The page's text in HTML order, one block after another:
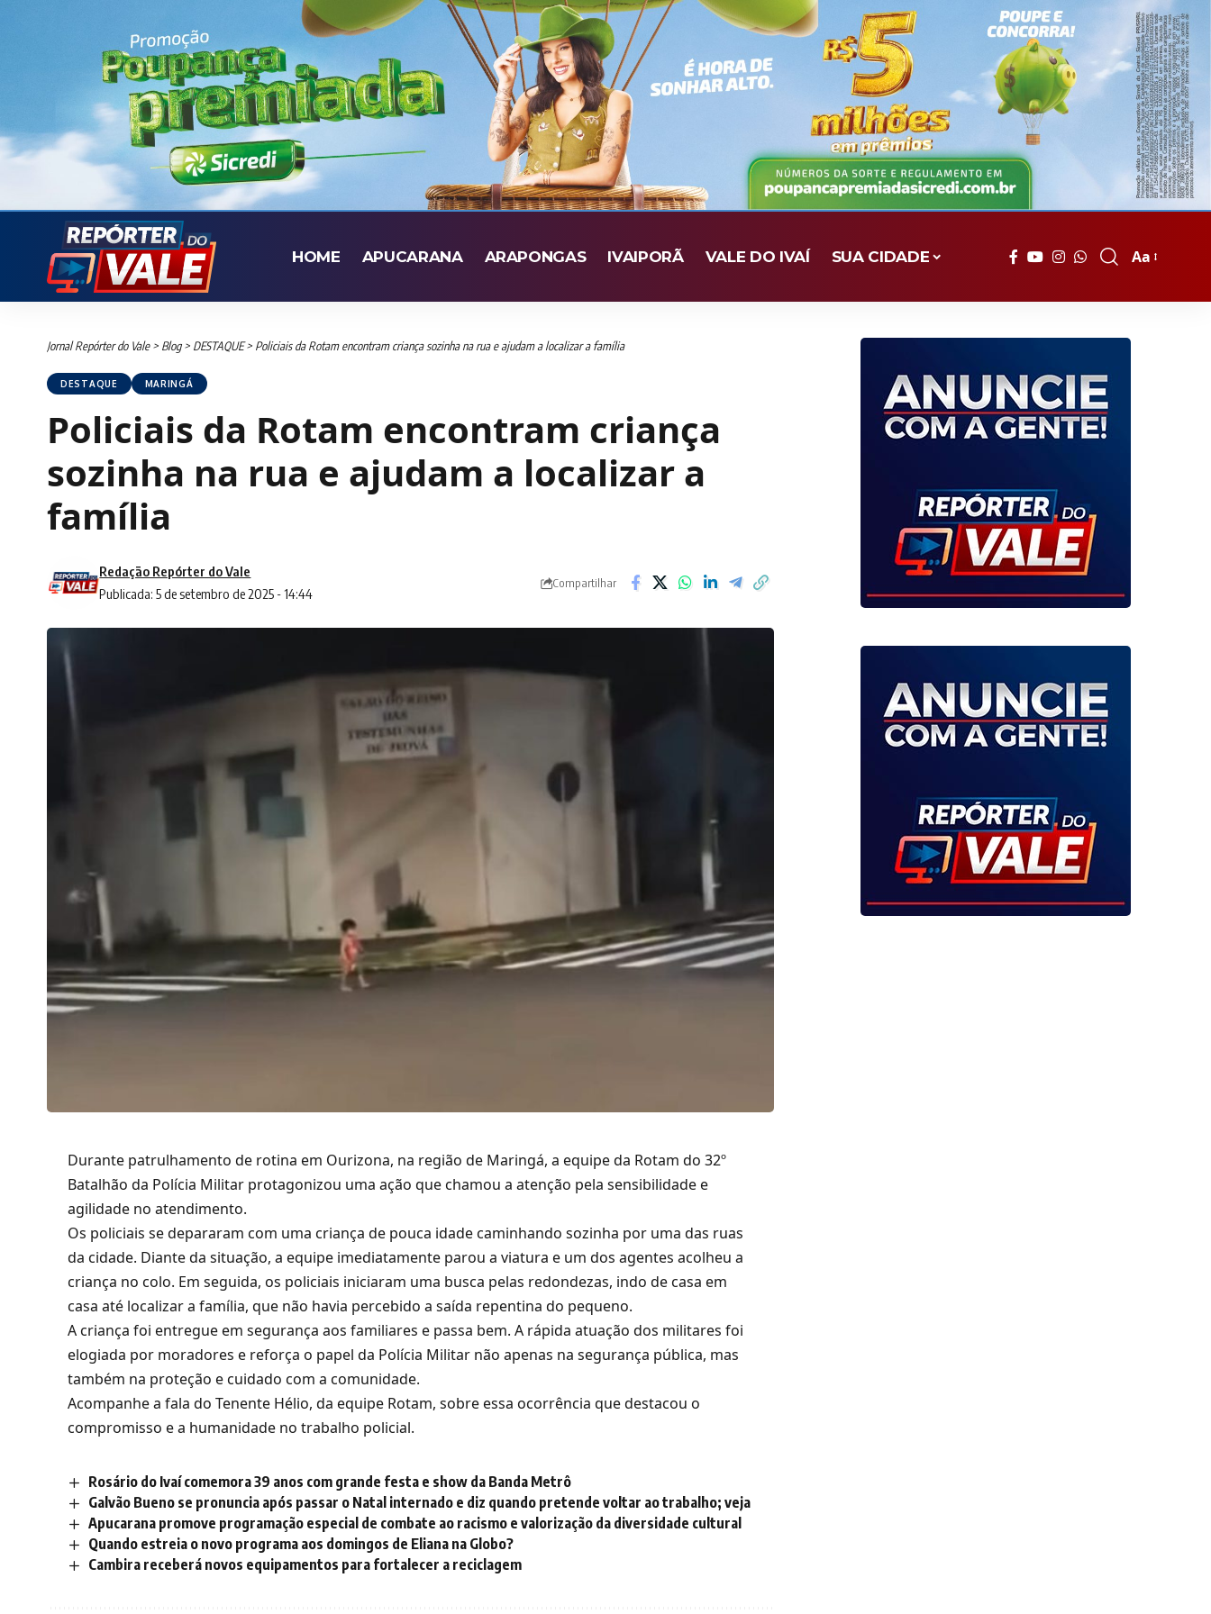
HOME APUCARANA ARAPONGAS IVAIPORÃ VALE DO IVAÍ SUA CIDADE
Font
Aa
Jornal Repórter do Vale> Blog> DESTAQUE> Policiais da Rotam encontram criança sozinha na rua e ajudam a localizar a família
DESTAQUE MARINGÁ
Policiais da Rotam encontram criança
sozinha na rua e ajudam a localizar a
família
Publicada: 5 de setembro de 2025 - 14:44
Redação Repórter do Vale
Compartilhar
Durante patrulhamento de rotina em Ourizona, na região de Maringá, a equipe da Rotam do 32º
Batalhão da Polícia Militar protagonizou uma ação que chamou a atenção pela sensibilidade e
agilidade no atendimento.
Os policiais se depararam com uma criança de pouca idade caminhando sozinha por uma das ruas
da cidade. Diante da situação, a equipe imediatamente parou a viatura e um dos agentes acolheu a
criança no colo. Em seguida, os policiais iniciaram uma busca pelas redondezas, indo de casa em
casa até localizar a família, que não havia percebido a saída repentina do pequeno.
A criança foi entregue em segurança aos familiares e passa bem. A rápida atuação dos militares foi
elogiada por moradores e reforça o papel da Polícia Militar não apenas na segurança pública, mas
também na proteção e cuidado com a comunidade.
Acompanhe a fala do Tenente Hélio, da equipe Rotam, sobre essa ocorrência que destacou o
compromisso e a humanidade no trabalho policial.
Rosário do Ivaí comemora 39 anos com grande festa e show da Banda Metrô
Galvão Bueno se pronuncia após passar o Natal internado e diz quando pretende voltar ao trabalho; veja
Apucarana promove programação especial de combate ao racismo e valorização da diversidade cultural
Quando estreia o novo programa aos domingos de Eliana na Globo?
Cambira receberá novos equipamentos para fortalecer a reciclagem